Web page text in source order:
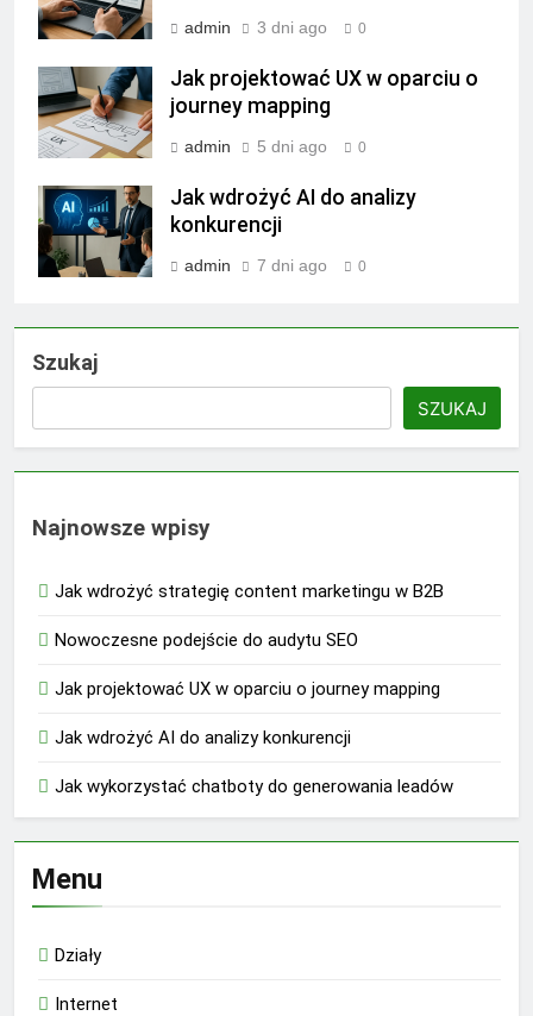
admin 3 dni ago 0
Jak projektować UX w oparciu o
journey mapping
admin 5 dni ago 0
Jak wdrożyć AI do analizy
konkurencji
admin 7 dni ago 0
Szukaj
SZUKAJ
Najnowsze wpisy
Jak wdrożyć strategię content marketingu w B2B
Nowoczesne podejście do audytu SEO
Jak projektować UX w oparciu o journey mapping
Jak wdrożyć AI do analizy konkurencji
Jak wykorzystać chatboty do generowania leadów
Menu
Działy
Internet